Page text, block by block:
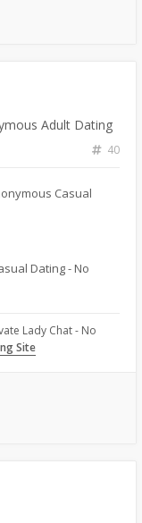
Adult Dating
40
Casual
Dating - No
Lady Chat - No
Site